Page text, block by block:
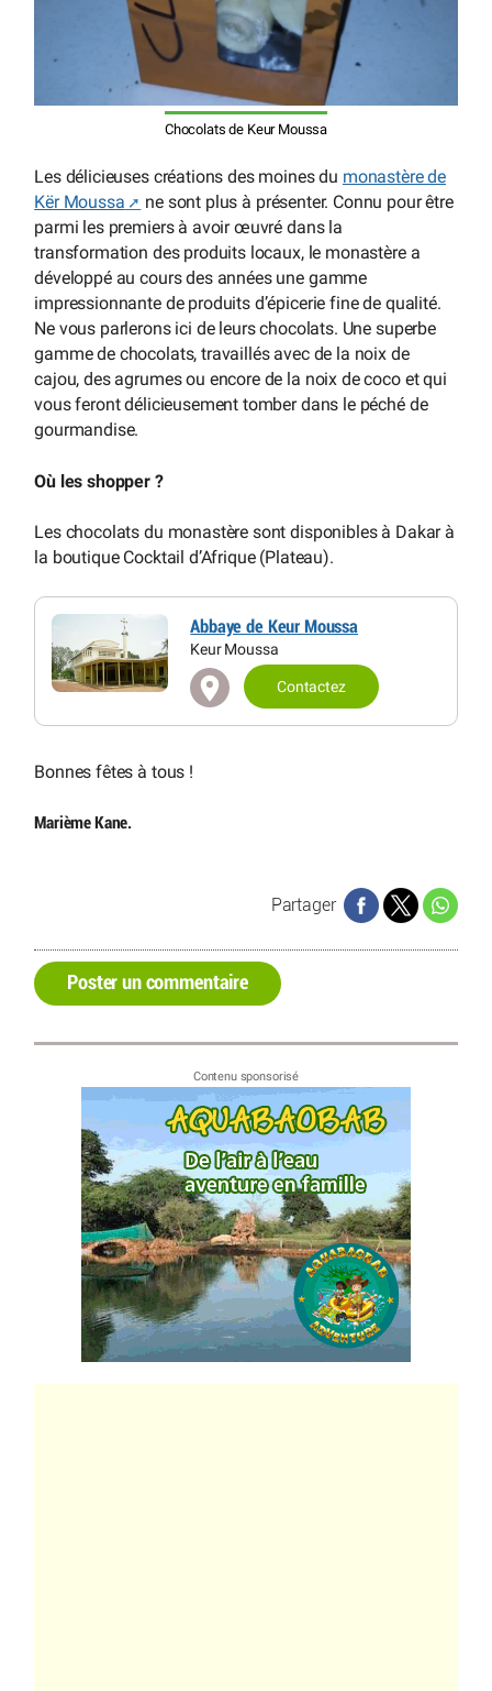
Chocolats de Keur Moussa
Les délicieuses créations des moines du monastère de
Kër Moussa
ne sont plus à présenter. Connu pour être
parmi les premiers à avoir œuvré dans la
transformation des produits locaux, le monastère a
développé au cours des années une gamme
impressionnante de produits d’épicerie fine de qualité.
Ne vous parlerons ici de leurs chocolats. Une superbe
gamme de chocolats, travaillés avec de la noix de
cajou, des agrumes ou encore de la noix de coco et qui
vous feront délicieusement tomber dans le péché de
gourmandise.
Où les shopper ?
Les chocolats du monastère sont disponibles à Dakar à
la boutique Cocktail d’Afrique (Plateau).
Abbaye de Keur Moussa
Keur Moussa
Contactez
Bonnes fêtes à tous !
Marième Kane.
Partager
Poster un commentaire